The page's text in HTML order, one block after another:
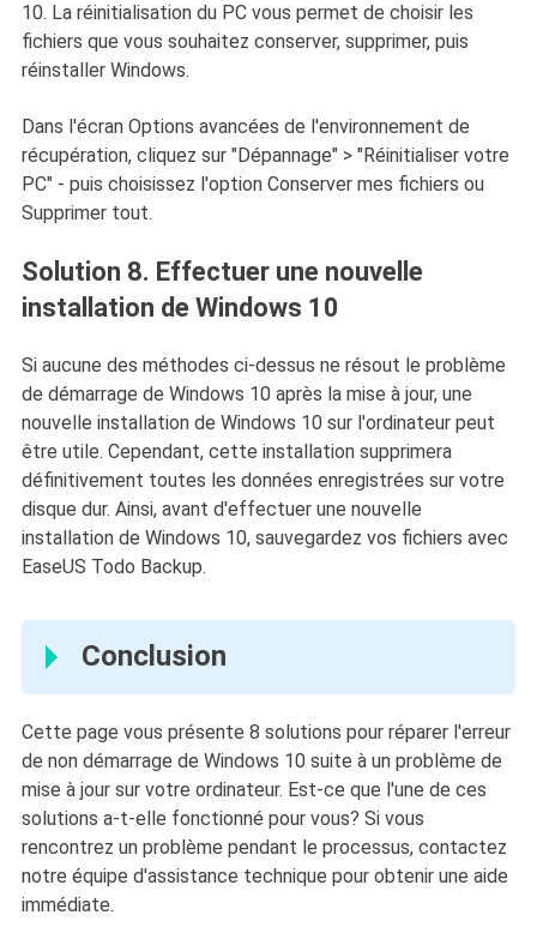
10. La réinitialisation du PC vous permet de choisir les
fichiers que vous souhaitez conserver, supprimer, puis
réinstaller Windows.
Dans l'écran Options avancées de l'environnement de
récupération, cliquez sur "Dépannage" > "Réinitialiser votre
PC" - puis choisissez l'option Conserver mes fichiers ou
Supprimer tout.
Solution 8. Effectuer une nouvelle
installation de Windows 10
Si aucune des méthodes ci-dessus ne résout le problème
de démarrage de Windows 10 après la mise à jour, une
nouvelle installation de Windows 10 sur l'ordinateur peut
être utile. Cependant, cette installation supprimera
définitivement toutes les données enregistrées sur votre
disque dur. Ainsi, avant d'effectuer une nouvelle
installation de Windows 10, sauvegardez vos fichiers avec
EaseUS Todo Backup.
Conclusion
Cette page vous présente 8 solutions pour réparer l'erreur
de non démarrage de Windows 10 suite à un problème de
mise à jour sur votre ordinateur. Est-ce que l'une de ces
solutions a-t-elle fonctionné pour vous? Si vous
rencontrez un problème pendant le processus, contactez
notre équipe d'assistance technique pour obtenir une aide
immédiate.